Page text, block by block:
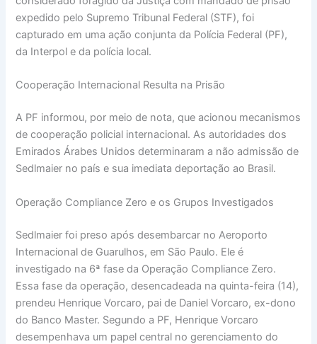
expedido pelo Supremo Tribunal Federal (STF), foi
capturado em uma ação conjunta da Polícia Federal (PF),
da Interpol e da polícia local.
Cooperação Internacional Resulta na Prisão
A PF informou, por meio de nota, que acionou mecanismos
de cooperação policial internacional. As autoridades dos
Emirados Árabes Unidos determinaram a não admissão de
Sedlmaier no país e sua imediata deportação ao Brasil.
Operação Compliance Zero e os Grupos Investigados
Sedlmaier foi preso após desembarcar no Aeroporto
Internacional de Guarulhos, em São Paulo. Ele é
investigado na 6ª fase da Operação Compliance Zero.
Essa fase da operação, desencadeada na quinta-feira (14),
prendeu Henrique Vorcaro, pai de Daniel Vorcaro, ex-dono
do Banco Master. Segundo a PF, Henrique Vorcaro
desempenhava um papel central no gerenciamento do